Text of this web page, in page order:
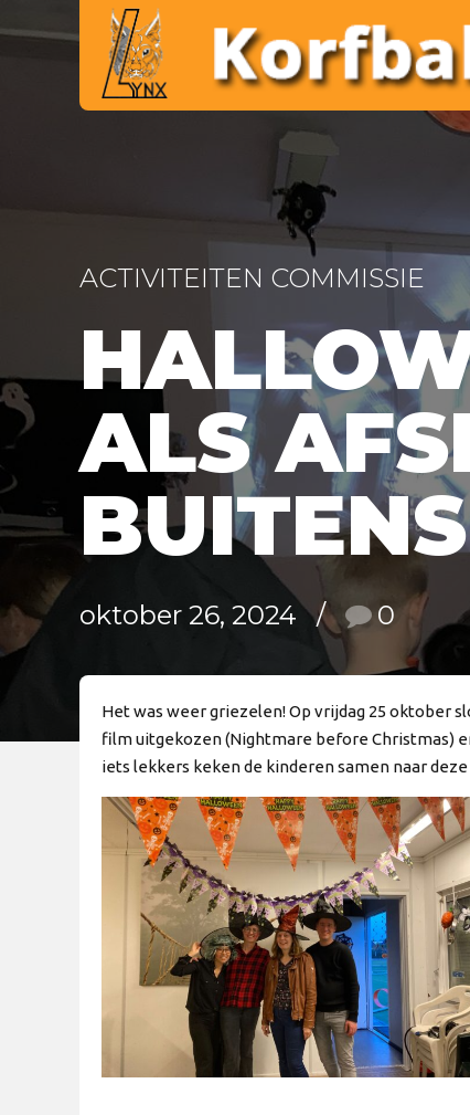
ACTIVITEITEN COMMISSIE
ALS
oktober 26, 2024 0
Het was weer griezelen! Op vrijdag 25 oktober
film uitgekozen (Nightmare before Christmas)
iets lekkers keken de kinderen samen naar